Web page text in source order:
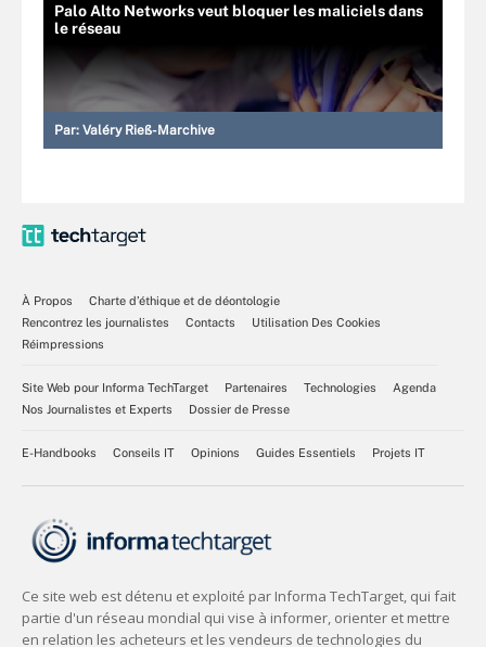
Palo Alto Networks veut bloquer les maliciels dans
le réseau
Par: Valéry Rieß-Marchive
À Propos
Charte d’éthique et de déontologie
Rencontrez les journalistes
Contacts
Utilisation Des Cookies
Réimpressions
Site Web pour Informa TechTarget Partenaires Technologies
Agenda
Nos Journalistes et Experts
Dossier de Presse
E-Handbooks Conseils IT Opinions Guides Essentiels Projets IT